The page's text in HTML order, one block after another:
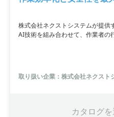
株式会社ネクストシステムが提供
AI技術を組み合わせて、作業者の
現場や医療・介護など様々なシー
知に貢献します。工場内での作
対応可能です。AIの学習により様
することも可能。業務請負にも対
取り扱い企業：株式会社ネクスト
カタログ